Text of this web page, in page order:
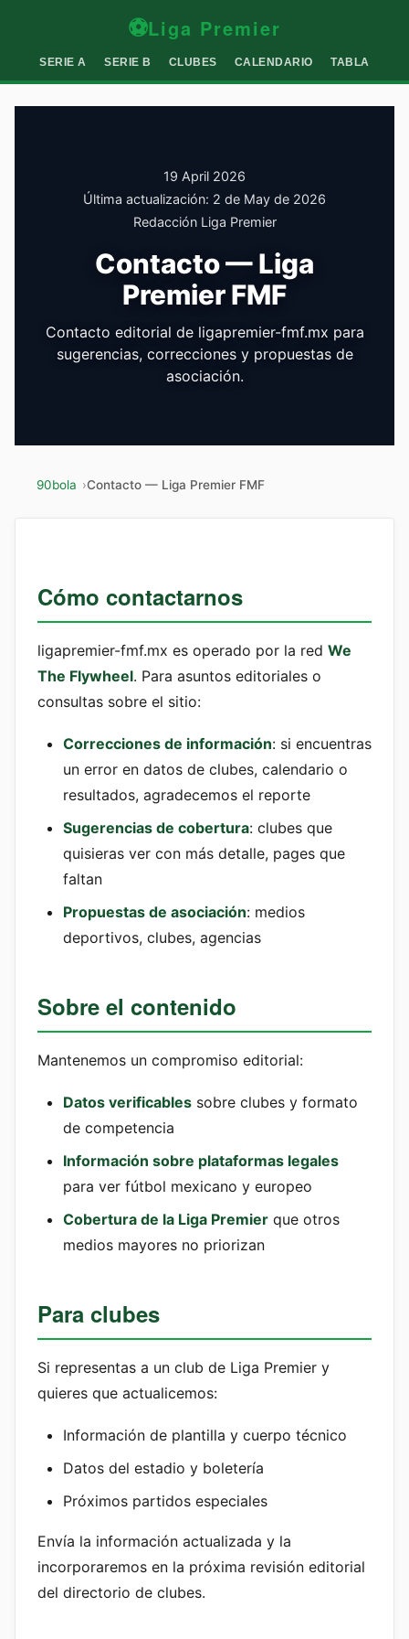
⚽Liga Premier
SERIE A SERIE B CLUBES CALENDARIO TABLA
19 April 2026
Última actualización: 2 de May de 2026
Redacción Liga Premier
Contacto — Liga
Premier FMF
Contacto editorial de ligapremier-fmf.mx para
sugerencias, correcciones y propuestas de
asociación.
90bola Contacto — Liga Premier FMF
Cómo contactarnos
ligapremier-fmf.mx es operado por la red We
The Flywheel. Para asuntos editoriales o
consultas sobre el sitio:
Correcciones de información: si encuentras
un error en datos de clubes, calendario o
resultados, agradecemos el reporte
Sugerencias de cobertura: clubes que
quisieras ver con más detalle, pages que
faltan
Propuestas de asociación: medios
deportivos, clubes, agencias
Sobre el contenido
Mantenemos un compromiso editorial:
Datos verificables sobre clubes y formato
de competencia
Información sobre plataformas legales
para ver fútbol mexicano y europeo
Cobertura de la Liga Premier que otros
medios mayores no priorizan
Para clubes
Si representas a un club de Liga Premier y
quieres que actualicemos:
Información de plantilla y cuerpo técnico
Datos del estadio y boletería
Próximos partidos especiales
Envía la información actualizada y la
incorporaremos en la próxima revisión editorial
del directorio de clubes.